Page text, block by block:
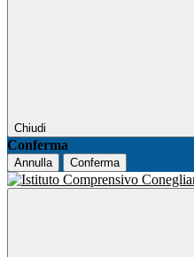
Chiudi
Conferma
Annulla Conferma